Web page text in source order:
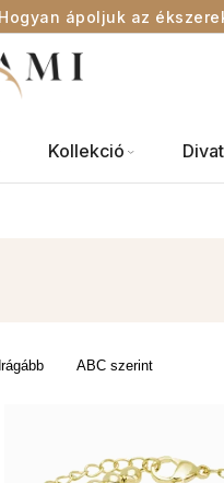
Hogyan ápoljuk az
Kollekció Divat
ABC szerint